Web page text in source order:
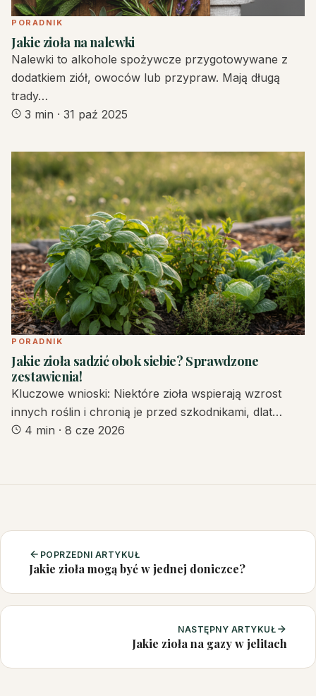
PORADNIK
Jakie zioła na nalewki
Nalewki to alkohole spożywcze przygotowywane z
dodatkiem ziół, owoców lub przypraw. Mają długą
trady…
3 min · 31 paź 2025
PORADNIK
Jakie zioła sadzić obok siebie? Sprawdzone
zestawienia!
Kluczowe wnioski: Niektóre zioła wspierają wzrost
innych roślin i chronią je przed szkodnikami, dlat…
4 min · 8 cze 2026
POPRZEDNI ARTYKUŁ
Jakie zioła mogą być w jednej doniczce?
NASTĘPNY ARTYKUŁ
Jakie zioła na gazy w jelitach